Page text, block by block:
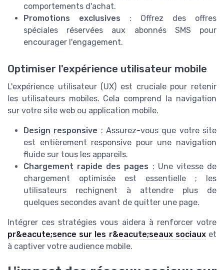
comportements d'achat.
Promotions exclusives : Offrez des offres
spéciales réservées aux abonnés SMS pour
encourager l'engagement.
Optimiser l'expérience utilisateur mobile
L'expérience utilisateur (UX) est cruciale pour retenir
les utilisateurs mobiles. Cela comprend la navigation
sur votre site web ou application mobile.
Design responsive : Assurez-vous que votre site
est entièrement responsive pour une navigation
fluide sur tous les appareils.
Chargement rapide des pages : Une vitesse de
chargement optimisée est essentielle ; les
utilisateurs rechignent à attendre plus de
quelques secondes avant de quitter une page.
Intégrer ces stratégies vous aidera à renforcer votre
pr&eacute;sence sur les r&eacute;seaux sociauxet
à captiver votre audience mobile.